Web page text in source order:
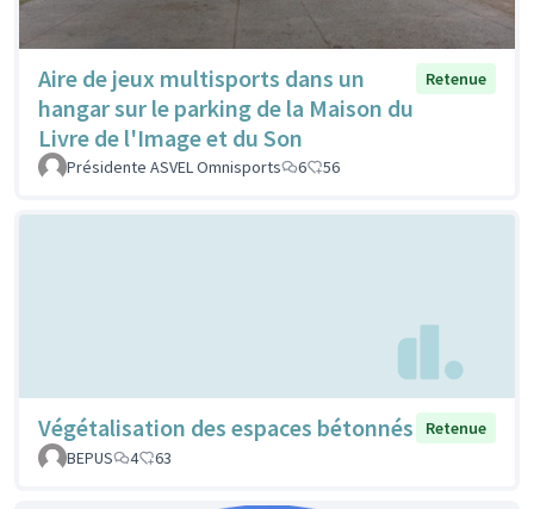
Aire de jeux multisports dans un
hangar sur le parking de la Maison du
Livre de l'Image et du Son
Retenue
Présidente ASVEL Omnisports 6 56
Végétalisation des espaces bétonnés
Retenue
BEPUS
4 63